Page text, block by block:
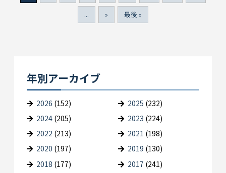
... » 最後 »
年別アーカイブ
2026 (152) 2025 (232)
2024 (205) 2023 (224)
2022 (213) 2021 (198)
2020 (197) 2019 (130)
2018 (177) 2017 (241)